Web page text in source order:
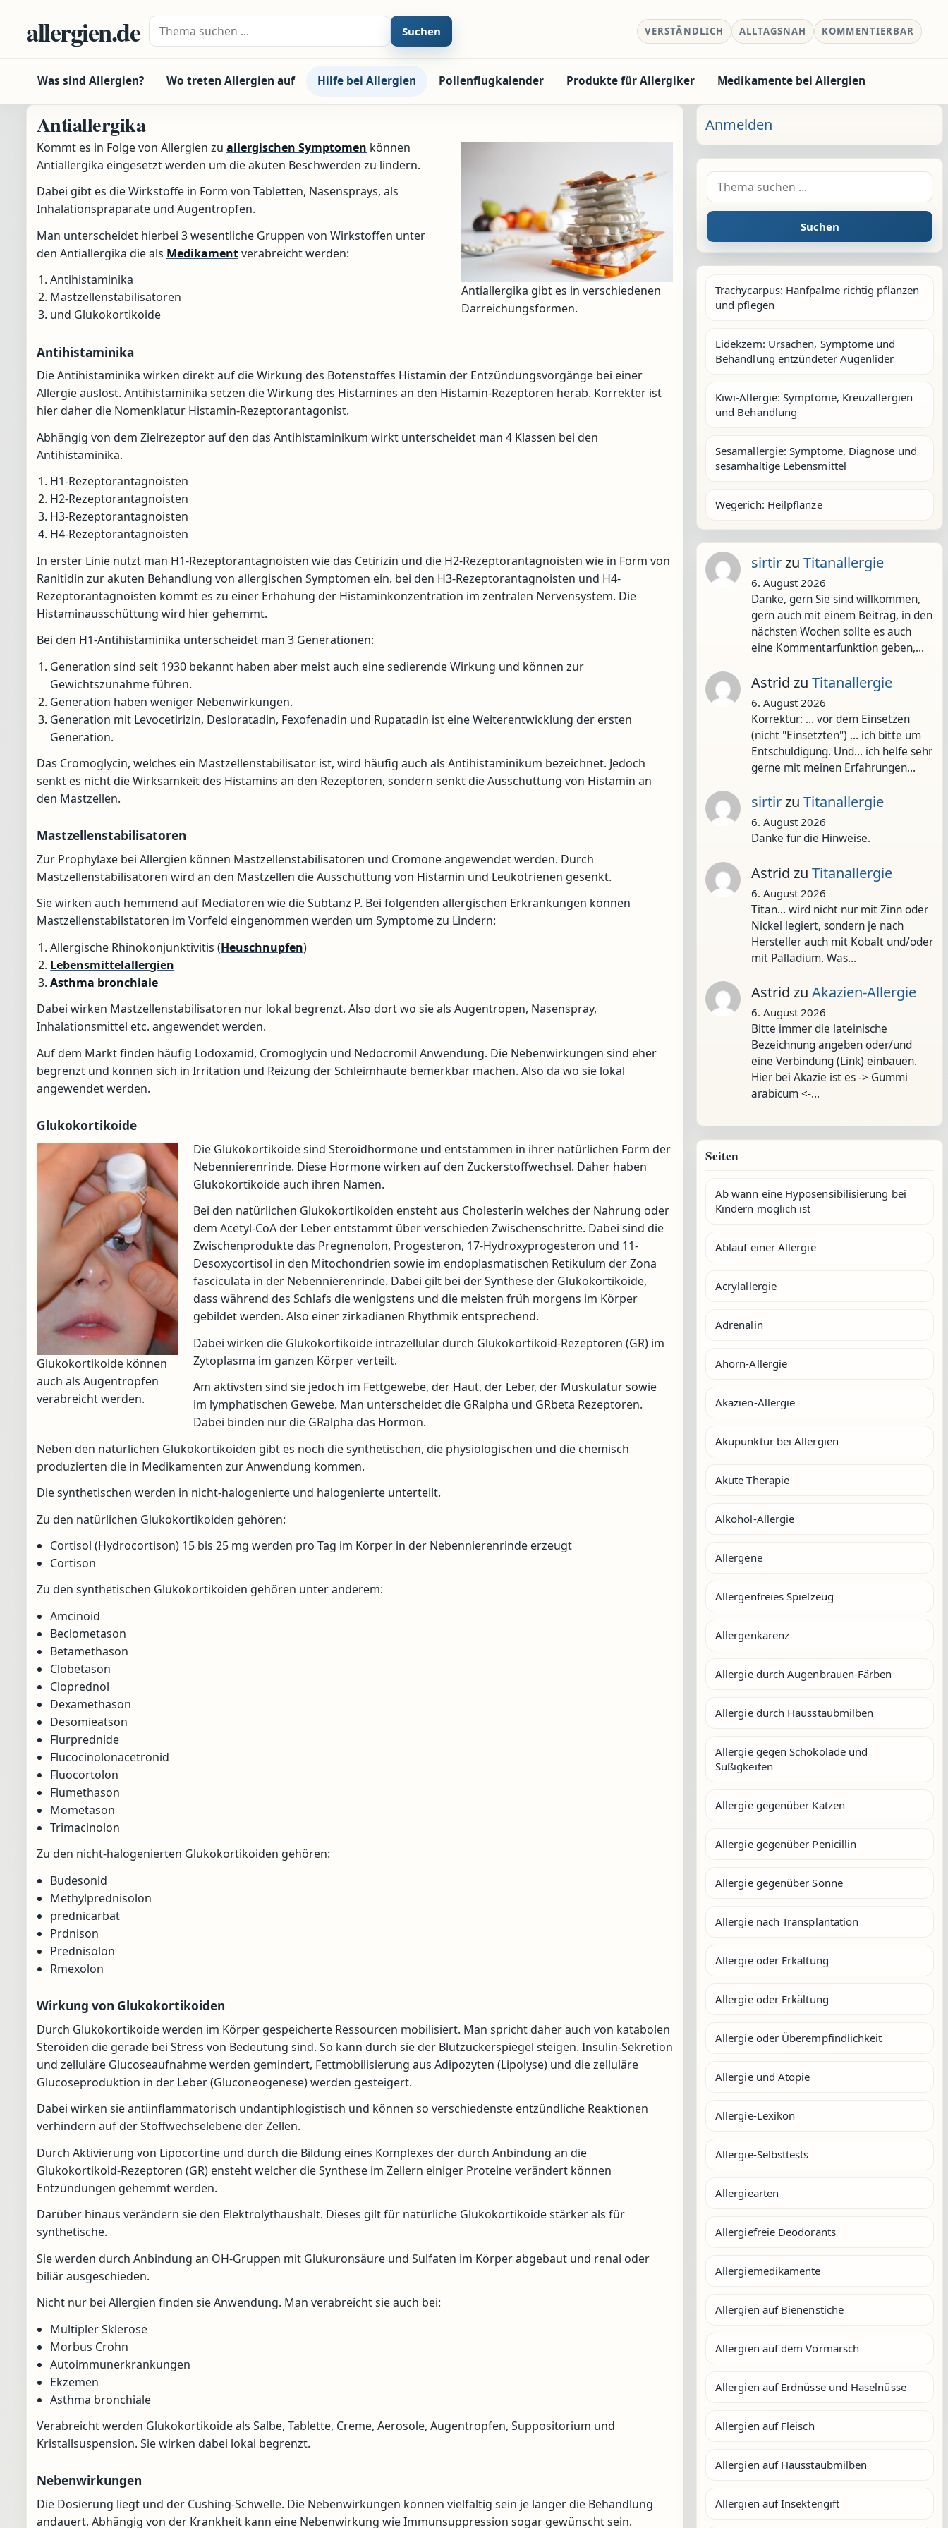
allergien.de Suche nach: Suchen VERSTÄNDLICH ALLTAGSNAH KOMMENTIERBAR
Was sind Allergien? Wo treten Allergien auf Hilfe bei Allergien Pollenflugkalender Produkte für Allergiker Medikamente bei Allergien
Antiallergika
Antiallergika gibt es in verschiedenen
Darreichungsformen.
Kommt es in Folge von Allergien zu allergischen Symptomen können
Antiallergika eingesetzt werden um die akuten Beschwerden zu lindern.
Dabei gibt es die Wirkstoffe in Form von Tabletten, Nasensprays, als
Inhalationspräparate und Augentropfen.
Man unterscheidet hierbei 3 wesentliche Gruppen von Wirkstoffen unter
den Antiallergika die als Medikamentverabreicht werden:
Antihistaminika
Mastzellenstabilisatoren
und Glukokortikoide
Antihistaminika
Die Antihistaminika wirken direkt auf die Wirkung des Botenstoffes Histamin der Entzündungsvorgänge bei einer
Allergie auslöst. Antihistaminika setzen die Wirkung des Histamines an den Histamin-Rezeptoren herab. Korrekter ist
hier daher die Nomenklatur Histamin-Rezeptorantagonist.
Abhängig von dem Zielrezeptor auf den das Antihistaminikum wirkt unterscheidet man 4 Klassen bei den
Antihistaminika.
H1-Rezeptorantagnoisten
H2-Rezeptorantagnoisten
H3-Rezeptorantagnoisten
H4-Rezeptorantagnoisten
In erster Linie nutzt man H1-Rezeptorantagnoisten wie das Cetirizin und die H2-Rezeptorantagnoisten wie in Form von
Ranitidin zur akuten Behandlung von allergischen Symptomen ein. bei den H3-Rezeptorantagnoisten und H4-
Rezeptorantagnoisten kommt es zu einer Erhöhung der Histaminkonzentration im zentralen Nervensystem. Die
Histaminausschüttung wird hier gehemmt.
Bei den H1-Antihistaminika unterscheidet man 3 Generationen:
Generation sind seit 1930 bekannt haben aber meist auch eine sedierende Wirkung und können zur
Gewichtszunahme führen.
Generation haben weniger Nebenwirkungen.
Generation mit Levocetirizin, Desloratadin, Fexofenadin und Rupatadin ist eine Weiterentwicklung der ersten
Generation.
Das Cromoglycin, welches ein Mastzellenstabilisator ist, wird häufig auch als Antihistaminikum bezeichnet. Jedoch
senkt es nicht die Wirksamkeit des Histamins an den Rezeptoren, sondern senkt die Ausschüttung von Histamin an
den Mastzellen.
Mastzellenstabilisatoren
Zur Prophylaxe bei Allergien können Mastzellenstabilisatoren und Cromone angewendet werden. Durch
Mastzellenstabilisatoren wird an den Mastzellen die Ausschüttung von Histamin und Leukotrienen gesenkt.
Sie wirken auch hemmend auf Mediatoren wie die Subtanz P. Bei folgenden allergischen Erkrankungen können
Mastzellenstabilstatoren im Vorfeld eingenommen werden um Symptome zu Lindern:
Allergische Rhinokonjunktivitis (Heuschnupfen)
Lebensmittelallergien
Asthma bronchiale
Dabei wirken Mastzellenstabilisatoren nur lokal begrenzt. Also dort wo sie als Augentropen, Nasenspray,
Inhalationsmittel etc. angewendet werden.
Auf dem Markt finden häufig Lodoxamid, Cromoglycin und Nedocromil Anwendung. Die Nebenwirkungen sind eher
begrenzt und können sich in Irritation und Reizung der Schleimhäute bemerkbar machen. Also da wo sie lokal
angewendet werden.
Glukokortikoide
Glukokortikoide können
auch als Augentropfen
verabreicht werden.
Die Glukokortikoide sind Steroidhormone und entstammen in ihrer natürlichen Form der
Nebennierenrinde. Diese Hormone wirken auf den Zuckerstoffwechsel. Daher haben
Glukokortikoide auch ihren Namen.
Bei den natürlichen Glukokortikoiden ensteht aus Cholesterin welches der Nahrung oder
dem Acetyl-CoA der Leber entstammt über verschieden Zwischenschritte. Dabei sind die
Zwischenprodukte das Pregnenolon, Progesteron, 17-Hydroxyprogesteron und 11-
Desoxycortisol in den Mitochondrien sowie im endoplasmatischen Retikulum der Zona
fasciculata in der Nebennierenrinde. Dabei gilt bei der Synthese der Glukokortikoide,
dass während des Schlafs die wenigstens und die meisten früh morgens im Körper
gebildet werden. Also einer zirkadianen Rhythmik entsprechend.
Dabei wirken die Glukokortikoide intrazellulär durch Glukokortikoid-Rezeptoren (GR) im
Zytoplasma im ganzen Körper verteilt.
Am aktivsten sind sie jedoch im Fettgewebe, der Haut, der Leber, der Muskulatur sowie
im lymphatischen Gewebe. Man unterscheidet die GRalpha und GRbeta Rezeptoren.
Dabei binden nur die GRalpha das Hormon.
Neben den natürlichen Glukokortikoiden gibt es noch die synthetischen, die physiologischen und die chemisch
produzierten die in Medikamenten zur Anwendung kommen.
Die synthetischen werden in nicht-halogenierte und halogenierte unterteilt.
Zu den natürlichen Glukokortikoiden gehören:
Cortisol (Hydrocortison) 15 bis 25 mg werden pro Tag im Körper in der Nebennierenrinde erzeugt
Cortison
Zu den synthetischen Glukokortikoiden gehören unter anderem:
Amcinoid
Beclometason
Betamethason
Clobetason
Cloprednol
Dexamethason
Desomieatson
Flurprednide
Flucocinolonacetronid
Fluocortolon
Flumethason
Mometason
Trimacinolon
Zu den nicht-halogenierten Glukokortikoiden gehören:
Budesonid
Methylprednisolon
prednicarbat
Prdnison
Prednisolon
Rmexolon
Wirkung von Glukokortikoiden
Durch Glukokortikoide werden im Körper gespeicherte Ressourcen mobilisiert. Man spricht daher auch von katabolen
Steroiden die gerade bei Stress von Bedeutung sind. So kann durch sie der Blutzuckerspiegel steigen. Insulin-Sekretion
und zelluläre Glucoseaufnahme werden gemindert, Fettmobilisierung aus Adipozyten (Lipolyse) und die zelluläre
Glucoseproduktion in der Leber (Gluconeogenese) werden gesteigert.
Dabei wirken sie antiinflammatorisch undantiphlogistisch und können so verschiedenste entzündliche Reaktionen
verhindern auf der Stoffwechselebene der Zellen.
Durch Aktivierung von Lipocortine und durch die Bildung eines Komplexes der durch Anbindung an die
Glukokortikoid-Rezeptoren (GR) ensteht welcher die Synthese im Zellern einiger Proteine verändert können
Entzündungen gehemmt werden.
Darüber hinaus verändern sie den Elektrolythaushalt. Dieses gilt für natürliche Glukokortikoide stärker als für
synthetische.
Sie werden durch Anbindung an OH-Gruppen mit Glukuronsäure und Sulfaten im Körper abgebaut und renal oder
biliär ausgeschieden.
Nicht nur bei Allergien finden sie Anwendung. Man verabreicht sie auch bei:
Multipler Sklerose
Morbus Crohn
Autoimmunerkrankungen
Ekzemen
Asthma bronchiale
Verabreicht werden Glukokortikoide als Salbe, Tablette, Creme, Aerosole, Augentropfen, Suppositorium und
Kristallsuspension. Sie wirken dabei lokal begrenzt.
Nebenwirkungen
Die Dosierung liegt und der Cushing-Schwelle. Die Nebenwirkungen können vielfältig sein je länger die Behandlung
andauert. Abhängig von der Krankheit kann eine Nebenwirkung wie Immunsuppression sogar gewünscht sein.
Anmelden
Suche nach:
Suchen
Trachycarpus: Hanfpalme richtig pflanzen
und pflegen
Lidekzem: Ursachen, Symptome und
Behandlung entzündeter Augenlider
Kiwi-Allergie: Symptome, Kreuzallergien
und Behandlung
Sesamallergie: Symptome, Diagnose und
sesamhaltige Lebensmittel
Wegerich: Heilpflanze
sirtirzu Titanallergie
6. August 2026
Danke, gern Sie sind willkommen,
gern auch mit einem Beitrag, in den
nächsten Wochen sollte es auch
eine Kommentarfunktion geben,…
Astrid zu Titanallergie
6. August 2026
Korrektur: ... vor dem Einsetzen
(nicht "Einsetzten") ... ich bitte um
Entschuldigung. Und... ich helfe sehr
gerne mit meinen Erfahrungen…
sirtirzu Titanallergie
6. August 2026
Danke für die Hinweise.
Astrid zu Titanallergie
6. August 2026
Titan... wird nicht nur mit Zinn oder
Nickel legiert, sondern je nach
Hersteller auch mit Kobalt und/oder
mit Palladium. Was…
Astrid zu Akazien-Allergie
6. August 2026
Bitte immer die lateinische
Bezeichnung angeben oder/und
eine Verbindung (Link) einbauen.
Hier bei Akazie ist es -> Gummi
arabicum <-…
Seiten
Ab wann eine Hyposensibilisierung bei
Kindern möglich ist
Ablauf einer Allergie
Acrylallergie
Adrenalin
Ahorn-Allergie
Akazien-Allergie
Akupunktur bei Allergien
Akute Therapie
Alkohol-Allergie
Allergene
Allergenfreies Spielzeug
Allergenkarenz
Allergie durch Augenbrauen-Färben
Allergie durch Hausstaubmilben
Allergie gegen Schokolade und
Süßigkeiten
Allergie gegenüber Katzen
Allergie gegenüber Penicillin
Allergie gegenüber Sonne
Allergie nach Transplantation
Allergie oder Erkältung
Allergie oder Erkältung
Allergie oder Überempfindlichkeit
Allergie und Atopie
Allergie-Lexikon
Allergie-Selbsttests
Allergiearten
Allergiefreie Deodorants
Allergiemedikamente
Allergien auf Bienenstiche
Allergien auf dem Vormarsch
Allergien auf Erdnüsse und Haselnüsse
Allergien auf Fleisch
Allergien auf Hausstaubmilben
Allergien auf Insektengift